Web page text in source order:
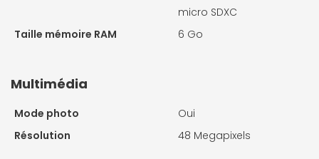
micro SDXC
Taille mémoire RAM
6 Go
Multimédia
Mode photo
Oui
Résolution
48 Megapixels